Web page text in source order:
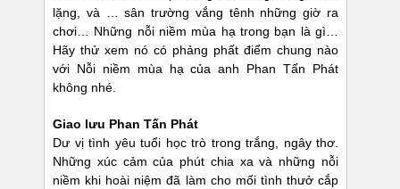
lặng, và … sân trường vắng tênh những giờ ra
chơi… Những nỗi niềm mùa hạ trong bạn là gì…
Hãy thử xem nó có phảng phất điểm chung nào
với Nỗi niềm mùa hạ của anh Phan Tấn Phát
không nhé.
Giao lưu Phan Tấn Phát
Dư vị tình yêu tuổi học trò trong trắng, ngây thơ.
Những xúc cảm của phút chia xa và những nỗi
niềm khi hoài niệm đã làm cho mối tình thưở cắp